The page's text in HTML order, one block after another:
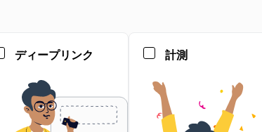
ディープリンク 計測